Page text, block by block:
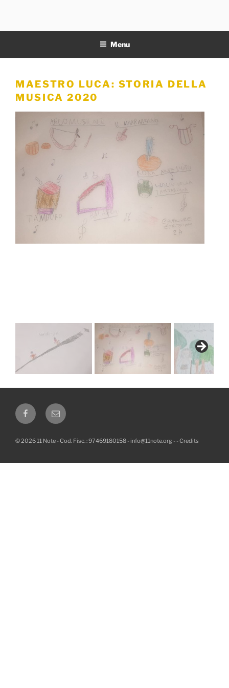
contenuto
Menu
MAESTRO LUCA: STORIA DELLA
MUSICA 2020
FacebookEmail
© 2026 11 Note - Cod. Fisc. : 97469180158 -info@11note.org - -Credits